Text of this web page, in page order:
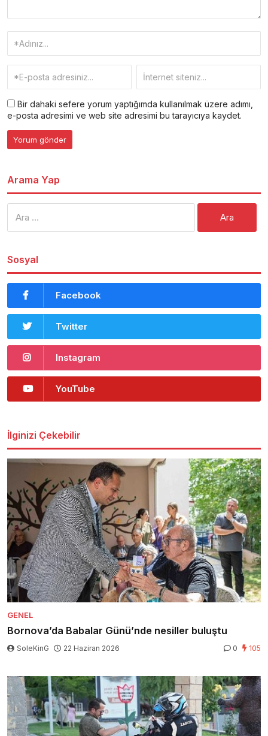
Bir dahaki sefere yorum yaptığımda kullanılmak üzere adımı,
e-posta adresimi ve web site adresimi bu tarayıcıya kaydet.
Arama Yap
Sosyal
Facebook
Twitter
Instagram
YouTube
İlginizi Çekebilir
GENEL
Bornova’da Babalar Günü’nde nesiller buluştu
SoleKinG 22 Haziran 2026 0 105